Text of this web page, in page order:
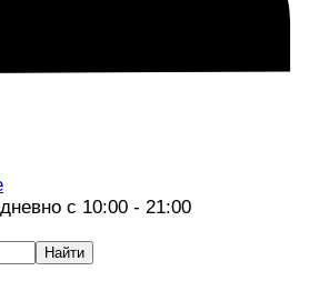
с 10:00 - 21:00
Найти